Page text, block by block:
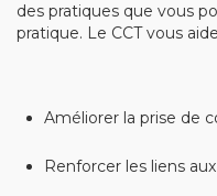
des pratiques que vous
pratique. Le CCT vous
Améliorer la prise de
Renforcer les liens